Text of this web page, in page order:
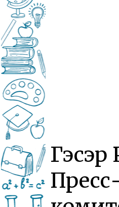
Гэсэр